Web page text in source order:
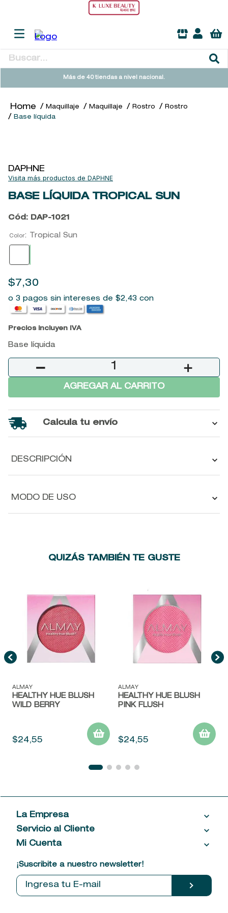
Buscar...
Más de 40 tiendas a nivel nacional.
Maquillaje Maquillaje Rostro
Rostro
Base líquida
DAPHNE
DAPHNE
BASE LÍQUIDA TROPICAL SUN
Cód : DAP-1021
Color: Tropical Sun
$ 7,30
o 3 pagos sin intereses de $2,43 con
Precios incluyen IVA
Base líquida
＋
－
AGREGAR AL CARRITO
Calcula tu envío
DESCRIPCIÓN
MODO DE USO
QUIZÁS TAMBIÉN TE GUSTE
ALMAY
HEALTHY HUE BLUSH
WILD BERRY
$24,55
ALMAY
HEALTHY HUE BLUSH
PINK FLUSH
$24,55
La Empresa
Acerca de las Fragancias
Ventas al por mayor
Política de entrega
Tiendas
Servicio al Cliente
Contáctanos
Comprobantes electrónicos
Mi Cuenta
¡Suscribite a nuestro newsletter!
TÉRMINOS MÁS BUSCADOS
2 .
sol ipanema
5.
flowerbomb
6.
woods of windsor
7.
kool beauty serum
8.
ysl
9.
baylis